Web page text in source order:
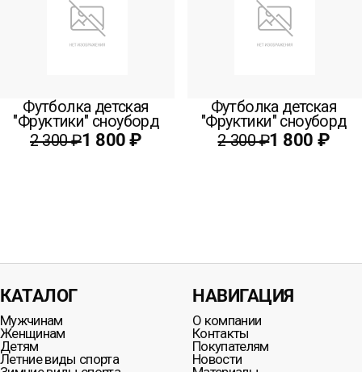
Футболка детская
"Фруктики" сноуборд
2 300 ₽1 800 ₽
Футболка детская
"Фруктики" сноуборд
2 300 ₽1 800 ₽
КАТАЛОГ
Мужчинам
Женщинам
Детям
Летние виды спорта
НАВИГАЦИЯ
О компании
Контакты
Покупателям
Новости